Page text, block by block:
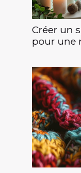
Créer un
pour une